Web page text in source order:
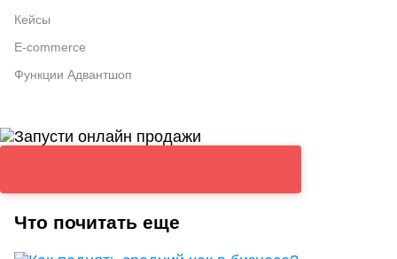
Кейсы
E-commerce
Функции Адвантшоп
Что почитать еще